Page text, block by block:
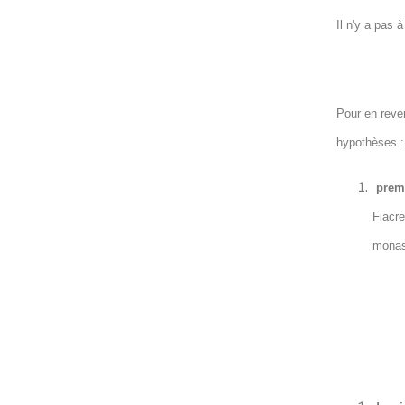
Il n'y a pas
Pour en
hypothèses :